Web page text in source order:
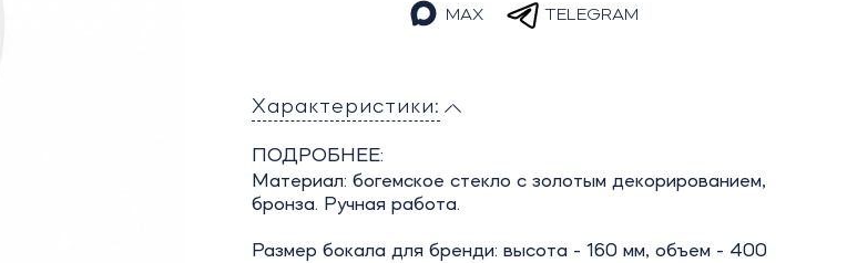
MAX TELEGRAM
Характеристики:
ПОДРОБНЕЕ:
Материал: богемское стекло с золотым декорированием,
бронза. Ручная работа.
Размер бокала для бренди: высота - 160 мм, объем - 400